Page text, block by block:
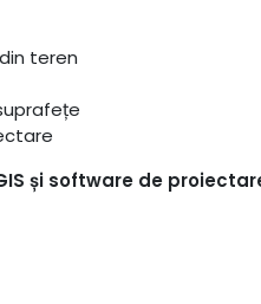
teren
și software de